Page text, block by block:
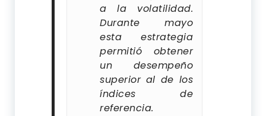
a la volatilidad.
Durante mayo
esta estrategia
permitió obtener
un desempeño
superior al de los
índices de
referencia.